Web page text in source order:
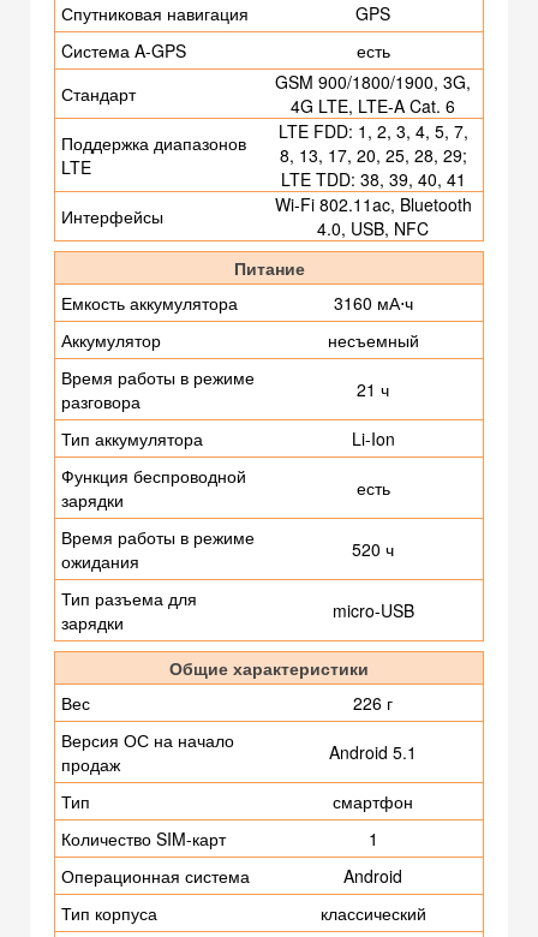
Спутниковая навигация
GPS
Cистема A-GPS
есть
Стандарт
GSM 900/1800/1900, 3G,
4G LTE, LTE-A Cat. 6
Поддержка диапазонов
LTE
LTE FDD: 1, 2, 3, 4, 5, 7,
8, 13, 17, 20, 25, 28, 29;
LTE TDD: 38, 39, 40, 41
Интерфейсы
Wi-Fi 802.11ac, Bluetooth
4.0, USB, NFC
Питание
Емкость аккумулятора
3160 мА⋅ч
Аккумулятор
несъемный
Время работы в режиме
разговора
21 ч
Тип аккумулятора
Li-Ion
Функция беспроводной
зарядки
есть
Время работы в режиме
ожидания
520 ч
Тип разъема для
зарядки
micro-USB
Общие характеристики
Вес
226 г
Версия ОС на начало
продаж
Android 5.1
Тип
смартфон
Количество SIM-карт
1
Операционная система
Android
Тип корпуса
классический